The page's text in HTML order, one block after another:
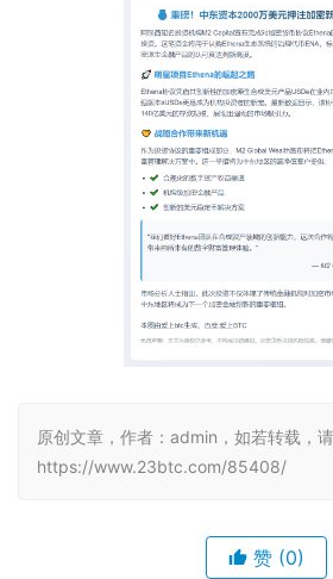
原创文章，作者：admin，如若转载，
https://www.23btc.com/85408/
赞 (0)